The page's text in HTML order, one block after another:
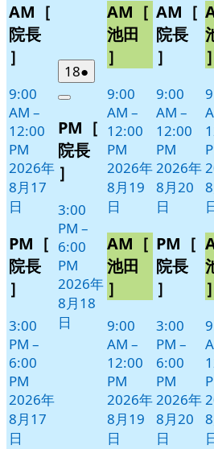
月
17
日
イ
AM［
院長
］
9:00
AM –
12:00
PM
2026年
8月17
日
PM［
院長
］
3:00
PM –
6:00
PM
2026年
8月17
日
182026
年
月
18
日
●
件
イ
ベ
Close
PM［
院長
］
3:00
PM –
6:00
PM
2026年
8月18
日
月
19
イ
ベ
ト)
AM［
池田
］
9:00
AM –
12:00
PM
2026年
8月19
日
AM［
池田
］
9:00
AM –
12:00
PM
2026年
8月19
日
月
20
日
イ
ベ
ト)
AM［
院長
］
9:00
AM –
12:00
PM
2026年
8月20
日
PM［
院長
］
3:00
PM –
6:00
PM
2026年
8月20
日
］
］